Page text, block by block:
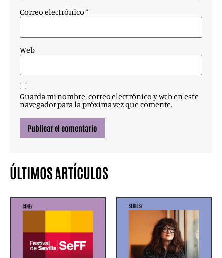
Correo electrónico *
Web
Guarda mi nombre, correo electrónico y web en este
navegador para la próxima vez que comente.
ÚLTIMOS ARTÍCULOS